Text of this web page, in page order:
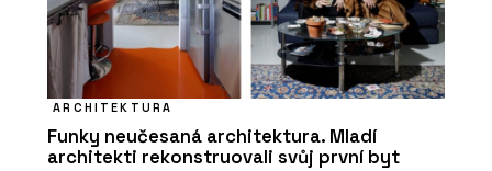
ARCHITEKTURA
Funky neučesaná architektura. Mladí
architekti rekonstruovali svůj první byt